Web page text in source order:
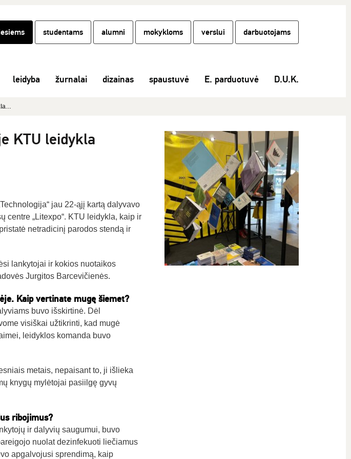
studentams alumni mokykloms verslui darbuotojams
leidyba žurnalai dizainas spaustuvė E. parduotuvė D.U.K.
KTU leidykla
jau 22-ąjį kartą dalyvavo
centre „Litexpo“. KTU leidykla, kaip ir
netradicinį parodos stendą ir
lankytojai ir kokios nuotaikos
Jurgitos Barcevičienės.
Kaip vertinate mugę šiemet?
buvo išskirtinė. Dėl
visiškai užtikrinti, kad mugė
leidyklos komanda buvo
metais, nepaisant to, ji išlieka
knygų mylėtojai pasiilgę gyvų
ribojimus?
ir dalyvių saugumui, buvo
nuolat dezinfekuoti liečiamus
apgalvojusi sprendimą, kaip